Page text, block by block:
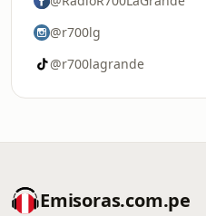
@r700lg
@r700lagrande
Emisoras.com.pe